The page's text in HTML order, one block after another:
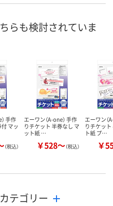
8月11日（火）
カゴへ カ
らも検討されていま
手作
マッ
（税込）
エーワン（A-one） 手作
りチケット 半券なし マ
ット紙 …
￥528～（税込）
エーワン（
りチケッ
ト紙 プ…
￥
テゴリー